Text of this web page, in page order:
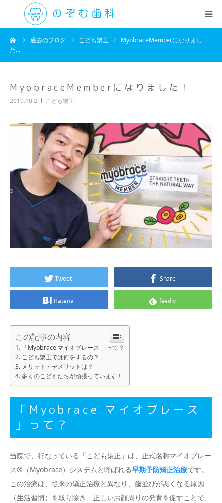
過去のブログ こども矯正
MyobraceMemberになりまし
た…
MyobraceMemberになりました！
2019.10.2 こども矯正
Tweet Share
Hatena feedly
この記事の内容
「Myobrace マイオブレース 」って？
こども矯正では何をするの？
メリット・デメリットは？
多くのこどもたちが頑張っています！
「Myobrace マイオブレース
」って？
当院で、行なっている「こども矯正」は、正式名称マイオブレー
ス®︎（Myobrace）システムと呼ばれる早期予防矯正治療です。
この治療は、従来の矯正治療と異なり、歯並びが悪くなる原因
（生活習慣）を取り除き、正しいお顔周りの発育を促すことで、
医院紹介
初めての方へ
院長挨拶
アクセス・時間